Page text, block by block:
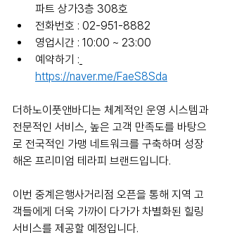
파트 상가3층 308호
전화번호 : 02-951-8882
영업시간 : 10:00 ~ 23:00
예약하기 :
https://naver.me/FaeS8Sda
더하노이풋앤바디는 체계적인 운영 시스템과
전문적인 서비스, 높은 고객 만족도를 바탕으
로 전국적인 가맹 네트워크를 구축하며 성장
해온 프리미엄 테라피 브랜드입니다.
이번 중계은행사거리점 오픈을 통해 지역 고
객들에게 더욱 가까이 다가가 차별화된 힐링
서비스를 제공할 예정입니다.